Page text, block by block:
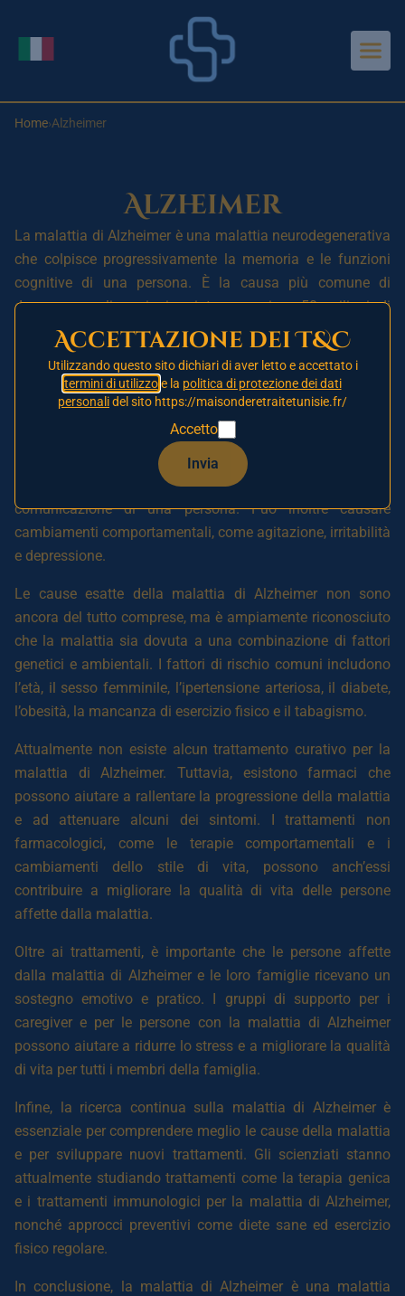
Cambia lingua
Home›Alzheimer
Alzheimer
La malattia di Alzheimer è una malattia neurodegenerativa
che colpisce progressivamente la memoria e le funzioni
cognitive di una persona. È la causa più comune di
demenza negli anziani e interessa circa 50 milioni di
persone nel mondo. La malattia prende il nome da Alois
Alzheimer, un neuropatologo tedesco che ha identificato i
primi casi della malattia nel 1906.
La malattia di Alzheimer inizia generalmente con problemi
di memoria a breve termine, come dimenticare nomi e date
importanti. Con il tempo, la malattia colpisce anche le
capacità di ragionamento, di presa di decisioni e di
comunicazione di una persona. Può inoltre causare
cambiamenti comportamentali, come agitazione, irritabilità
e depressione.
Le cause esatte della malattia di Alzheimer non sono
ancora del tutto comprese, ma è ampiamente riconosciuto
che la malattia sia dovuta a una combinazione di fattori
genetici e ambientali. I fattori di rischio comuni includono
l’età, il sesso femminile, l’ipertensione arteriosa, il diabete,
l’obesità, la mancanza di esercizio fisico e il tabagismo.
Attualmente non esiste alcun trattamento curativo per la
malattia di Alzheimer. Tuttavia, esistono farmaci che
possono aiutare a rallentare la progressione della malattia
e ad attenuare alcuni dei sintomi. I trattamenti non
farmacologici, come le terapie comportamentali e i
cambiamenti dello stile di vita, possono anch’essi
contribuire a migliorare la qualità di vita delle persone
affette dalla malattia.
Oltre ai trattamenti, è importante che le persone affette
dalla malattia di Alzheimer e le loro famiglie ricevano un
sostegno emotivo e pratico. I gruppi di supporto per i
caregiver e per le persone con la malattia di Alzheimer
possono aiutare a ridurre lo stress e a migliorare la qualità
di vita per tutti i membri della famiglia.
Infine, la ricerca continua sulla malattia di Alzheimer è
essenziale per comprendere meglio le cause della malattia
e per sviluppare nuovi trattamenti. Gli scienziati stanno
attualmente studiando trattamenti come la terapia genica
e i trattamenti immunologici per la malattia di Alzheimer,
nonché approcci preventivi come diete sane ed esercizio
fisico regolare.
In conclusione, la malattia di Alzheimer è una malattia
Accettazione dei T&C
Utilizzando questo sito dichiari di aver letto e accettato i
termini di utilizzoe la politica di protezione dei dati
personalidel sito https://maisonderetraitetunisie.fr/
Accetto
Invia